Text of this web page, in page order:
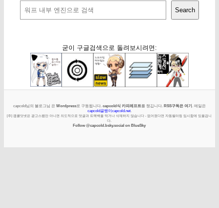
Search
굳이 구글검색으로 돌려보시려면:
capcold님의 블로그님 은 Wordpress로 구동됩니다. capcold식 카피레프트를 챙깁니다. RSS구독은 여기 . 메일은
capcold골뱅이capcold.net
[주] 캡콜닷넷은 광고스팸만 아니면 의도적으로 덧글과 트랙백을 막거나 삭제하지 않습니다 - 없어졌다면 자동필터링 임시함에 있을겁니
다.
Follow @capcold.bsky.social on BlueSky